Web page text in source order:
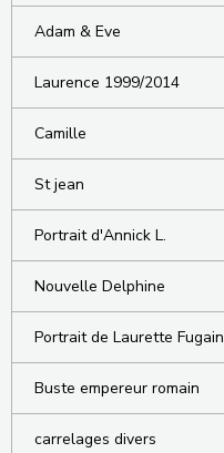
Adam & Eve
Laurence 1999/2014
Camille
St jean
Portrait d'Annick L.
Nouvelle Delphine
Portrait de Laurette Fugain
Buste empereur romain
carrelages divers